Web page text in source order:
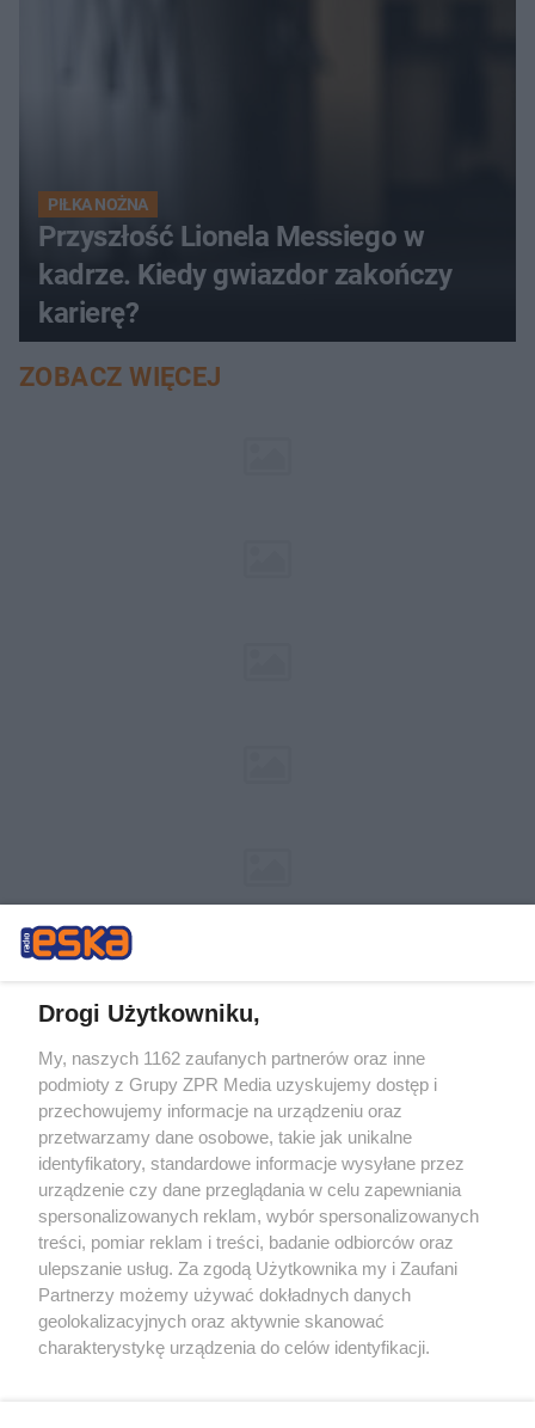
PIŁKA NOŻNA
Przyszłość Lionela Messiego w
kadrze. Kiedy gwiazdor zakończy
karierę?
ZOBACZ WIĘCEJ
Żaden utwór zamieszczony w serwisie nie może być powielany i
rozpowszechniany lub dalej rozpowszechniany w jakikolwiek sposób (w
tym także elektroniczny lub mechaniczny) na jakimkolwiek polu
eksploatacji w jakiejkolwiek formie, włącznie z umieszczaniem w
Internecie bez pisemnej zgody właściciela praw. Jakiekolwiek użycie lub
wykorzystanie utworów w całości lub w części z naruszeniem prawa,
tzn. bez właściwej zgody, jest zabronione pod groźbą kary i może być
ścigane prawnie.
Drogi Użytkowniku,
My, naszych 1162 zaufanych partnerów oraz inne
podmioty z Grupy ZPR Media uzyskujemy dostęp i
przechowujemy informacje na urządzeniu oraz
przetwarzamy dane osobowe, takie jak unikalne
identyfikatory, standardowe informacje wysyłane przez
urządzenie czy dane przeglądania w celu zapewniania
spersonalizowanych reklam, wybór spersonalizowanych
treści, pomiar reklam i treści, badanie odbiorców oraz
ulepszanie usług. Za zgodą Użytkownika my i Zaufani
Partnerzy możemy używać dokładnych danych
geolokalizacyjnych oraz aktywnie skanować
charakterystykę urządzenia do celów identyfikacji.